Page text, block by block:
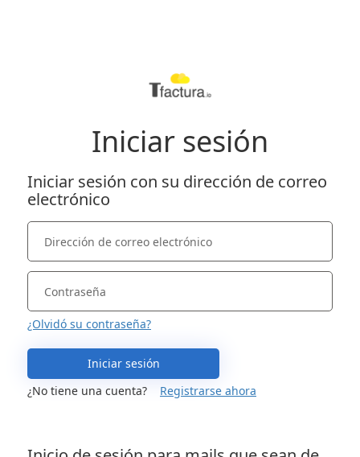
Iniciar sesión
Iniciar sesión con su dirección de correo
electrónico
¿Olvidó su contraseña?
Iniciar sesión
¿No tiene una cuenta?
Registrarse ahora